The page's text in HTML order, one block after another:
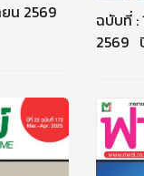
น 2569
ฉบับที่
2569